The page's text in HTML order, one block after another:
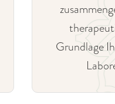
Grundlage